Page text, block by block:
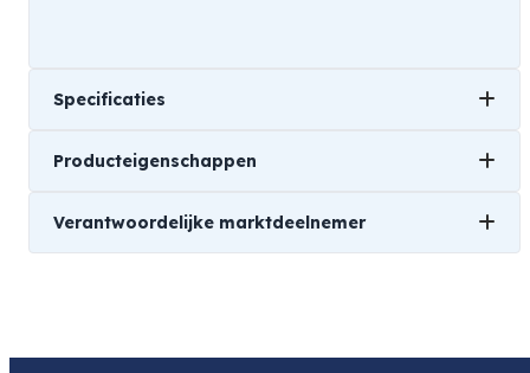
Specificaties
0,2 kg
Producteigenschappen
Merk
Verantwoordelijke marktdeelnemer
Product